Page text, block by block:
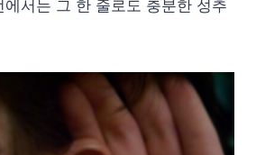
서는 그 한 줄로도 충분한 성추